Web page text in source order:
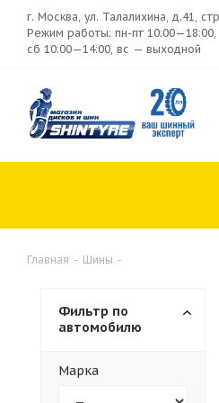
г. Москва, ул. Талалихина, д.41,
Режим работы: пн-пт 10:00—18:00,
сб 10:00—14:00, вс — выходной
Главная - Шины -
Фильтр по
автомобилю
Марка